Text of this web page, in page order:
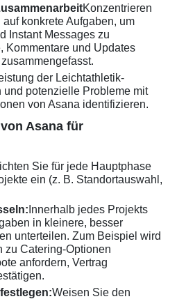
Konzentrieren
konkrete Aufgaben, um
Instant Messages zu
Kommentare und Updates
der Leichtathletik-
und potenzielle Probleme mit
von Asana identifizieren.
Asana für
Sie für jede Hauptphase
ein (z. B. Standortauswahl,
Innerhalb jedes Projekts
in kleinere, besser
unterteilen. Zum Beispiel wird
zu Catering-Optionen
anfordern, Vertrag
Weisen Sie den